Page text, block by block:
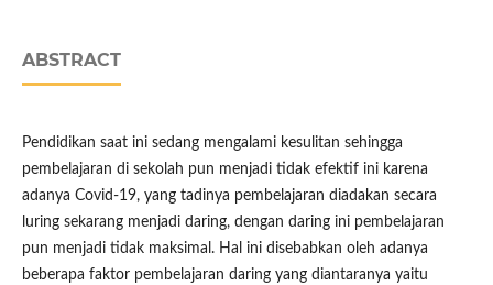
ABSTRACT
Pendidikan saat ini sedang mengalami kesulitan sehingga
pembelajaran di sekolah pun menjadi tidak efektif ini karena
adanya Covid-19, yang tadinya pembelajaran diadakan secara
luring sekarang menjadi daring, dengan daring ini pembelajaran
pun menjadi tidak maksimal. Hal ini disebabkan oleh adanya
beberapa faktor pembelajaran daring yang diantaranya yaitu